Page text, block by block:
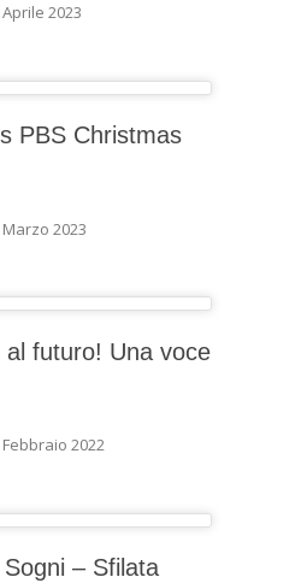
2023
PBS Christmas
2023
al futuro! Una voce
Febbraio 2022
– Sfilata